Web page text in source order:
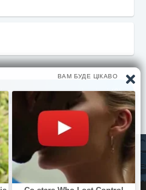
та враження вiд пiснi (0)
З будь-яких питань звертайтесь на